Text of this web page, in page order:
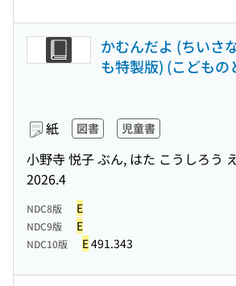
かむんだよ (ちいさ
も特製版) (こどもの
紙 図書 児童書
小野寺 悦子 ぶん, はた こうしろう え
2026.4
NDC8版 E
NDC9版 E
NDC10版 E491.343